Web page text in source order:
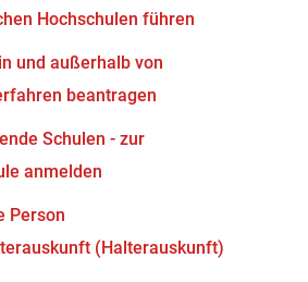
Hochschulen führen
und außerhalb von
beantragen
Schulen - zur
anmelden
Person
(Halterauskunft)